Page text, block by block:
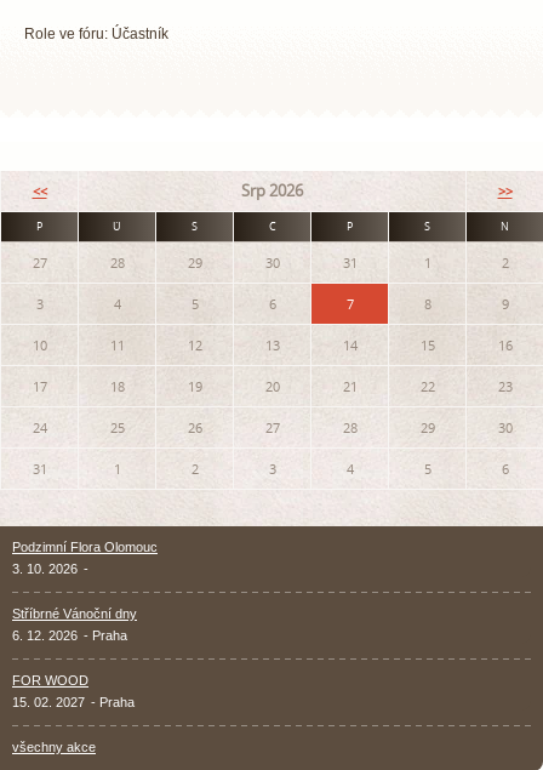
Role ve fóru: Účastník
<< Srp 2026 >>
P Ú S Č P S N
27 28 29 30 31 1 2
3 4 5 6 7 8 9
10 11 12 13 14 15 16
17 18 19 20 21 22 23
24 25 26 27 28 29 30
31 1 2 3 4 5 6
Podzimní Flora Olomouc
3. 10. 2026 -
Stříbrné Vánoční dny
6. 12. 2026 - Praha
FOR WOOD
15. 02. 2027 - Praha
všechny akce